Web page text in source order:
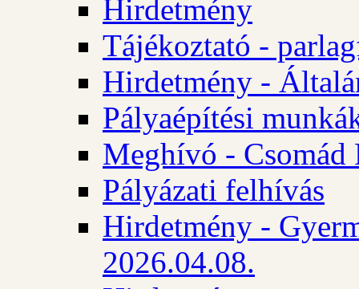
Hirdetmény
Tájékoztató -
Hirdetmény -
Pályaépítési
Meghívó - Csomád
Pályázati felhívás
Hirdetmény -
2026.04.08.